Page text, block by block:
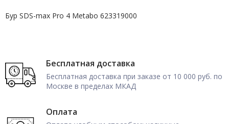
Бур SDS-max Pro 4 Metabo 623319000
Бесплатная доставка
Бесплатная доставка при заказе от 10 000 руб. по
Москве в пределах МКАД
Оплата